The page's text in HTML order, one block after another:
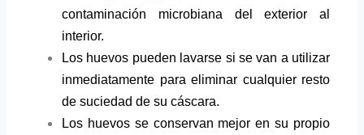
contaminación microbiana del exterior al
interior.
Los huevos pueden lavarse si se van a utilizar
inmediatamente para eliminar cualquier resto
de suciedad de su cáscara.
Los huevos se conservan mejor en su propio